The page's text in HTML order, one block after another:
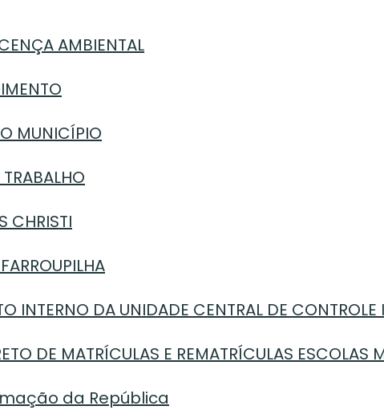
AMBIENTAL
MUNICÍPIO
CHRISTI
INTERNO DA UNIDADE CENTRAL DE CONTROLE
DE MATRÍCULAS E REMATRÍCULAS ESCOLAS
da República